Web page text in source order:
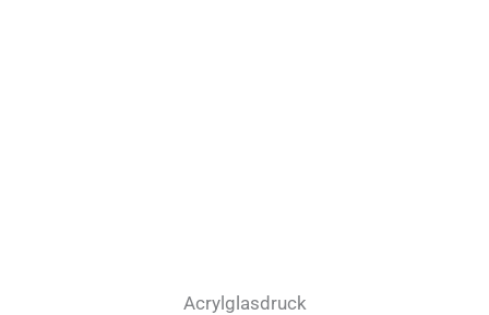
Acrylglasdruck